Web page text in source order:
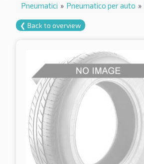
Pneumatici » Pneumatico per auto »
❮ Back to overview